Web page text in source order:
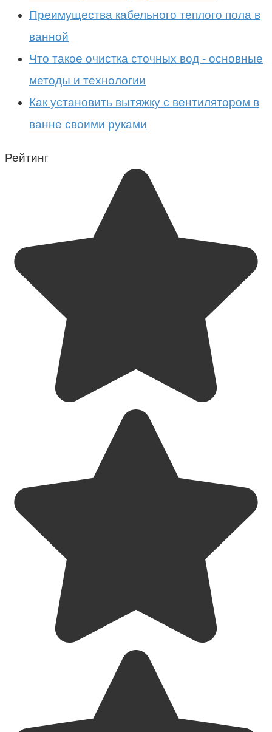
Преимущества кабельного теплого пола в
ванной
Что такое очистка сточных вод - основные
методы и технологии
Как установить вытяжку с вентилятором в
ванне своими руками
Рейтинг